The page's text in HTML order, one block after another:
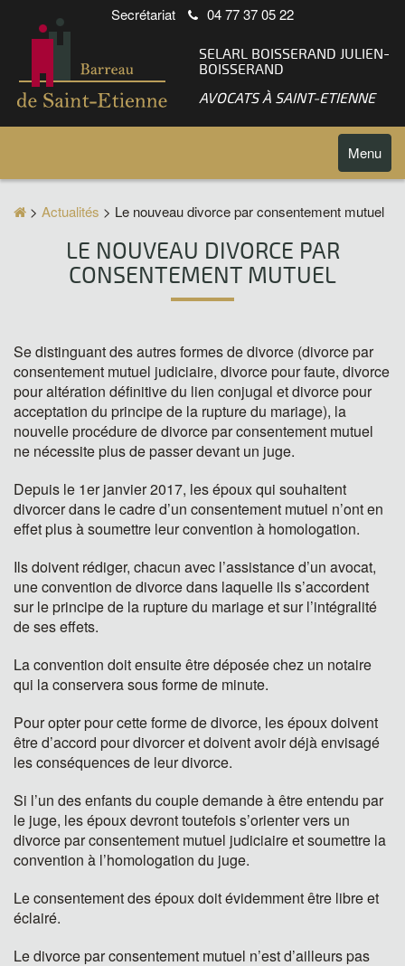
Secrétariat 04 77 37 05 22
SELARL BOISSERAND JULIEN-
BOISSERAND
AVOCATS À SAINT-ETIENNE
Toggle
Menu
> Actualités > Le nouveau divorce par consentement mutuel
LE NOUVEAU DIVORCE PAR
CONSENTEMENT MUTUEL
Se distinguant des autres formes de divorce (divorce par
consentement mutuel judiciaire, divorce pour faute, divorce
pour altération définitive du lien conjugal et divorce pour
acceptation du principe de la rupture du mariage), la
nouvelle procédure de divorce par consentement mutuel
ne nécessite plus de passer devant un juge.
Depuis le 1er janvier 2017, les époux qui souhaitent
divorcer dans le cadre d’un consentement mutuel n’ont en
effet plus à soumettre leur convention à homologation.
Ils doivent rédiger, chacun avec l’assistance d’un avocat,
une convention de divorce dans laquelle ils s’accordent
sur le principe de la rupture du mariage et sur l’intégralité
de ses effets.
La convention doit ensuite être déposée chez un notaire
qui la conservera sous forme de minute.
Pour opter pour cette forme de divorce, les époux doivent
être d’accord pour divorcer et doivent avoir déjà envisagé
les conséquences de leur divorce.
Si l’un des enfants du couple demande à être entendu par
le juge, les époux devront toutefois s’orienter vers un
divorce par consentement mutuel judiciaire et soumettre la
convention à l’homologation du juge.
Le consentement des époux doit évidemment être libre et
éclairé.
Le divorce par consentement mutuel n’est d’ailleurs pas